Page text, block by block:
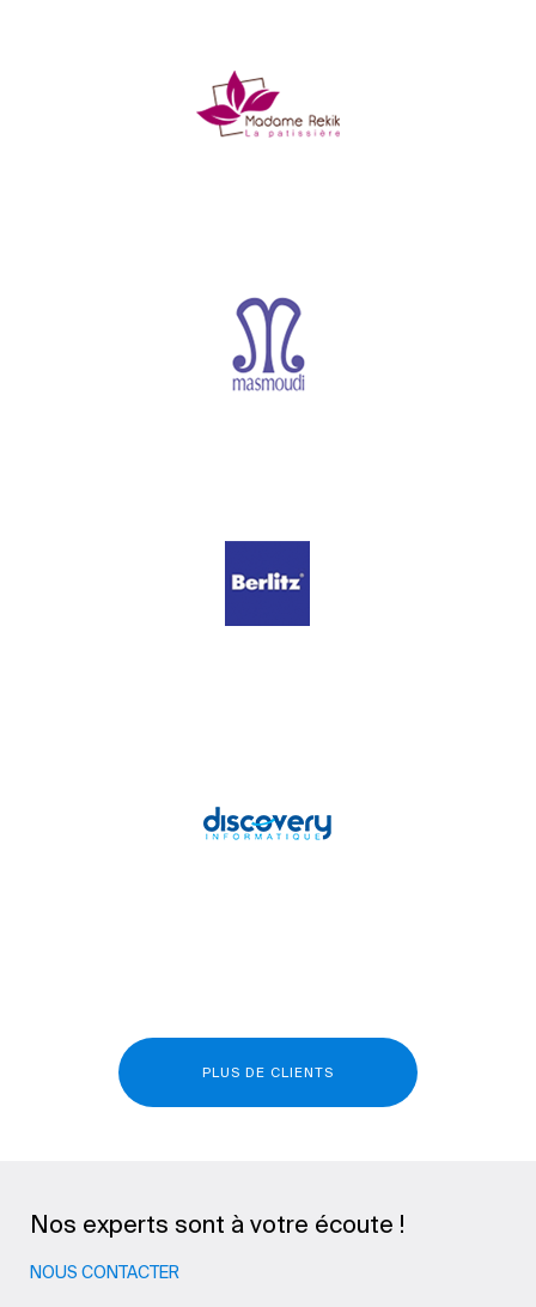
PLUS DE CLIENTS
Nos experts sont à votre écoute !
NOUS CONTACTER